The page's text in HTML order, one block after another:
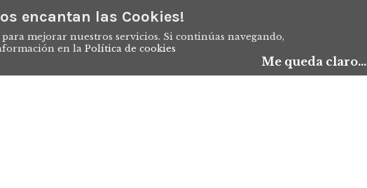
encantan las Cookies!
mejorar nuestros servicios. Si continúas navegando,
en la Política de cookies
Me queda claro...